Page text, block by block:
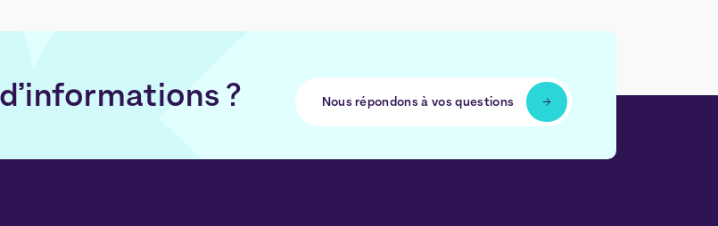
? Nous répondons à vos questions